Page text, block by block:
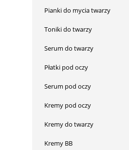
Pianki do mycia twarzy
Toniki do twarzy
Serum do twarzy
Płatki pod oczy
Serum pod oczy
Kremy pod oczy
Kremy do twarzy
Kremy BB